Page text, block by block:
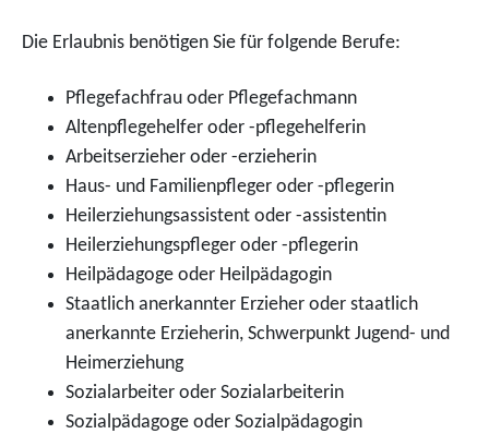
Die Erlaubnis benötigen Sie für folgende Berufe:
Pflegefachfrau oder Pflegefachmann
Altenpflegehelfer oder -pflegehelferin
Arbeitserzieher oder -erzieherin
Haus- und Familienpfleger oder -pflegerin
Heilerziehungsassistent oder -assistentin
Heilerziehungspfleger oder -pflegerin
Heilpädagoge oder Heilpädagogin
Staatlich anerkannter Erzieher oder staatlich
anerkannte Erzieherin, Schwerpunkt Jugend- und
Heimerziehung
Sozialarbeiter oder Sozialarbeiterin
Sozialpädagoge oder Sozialpädagogin